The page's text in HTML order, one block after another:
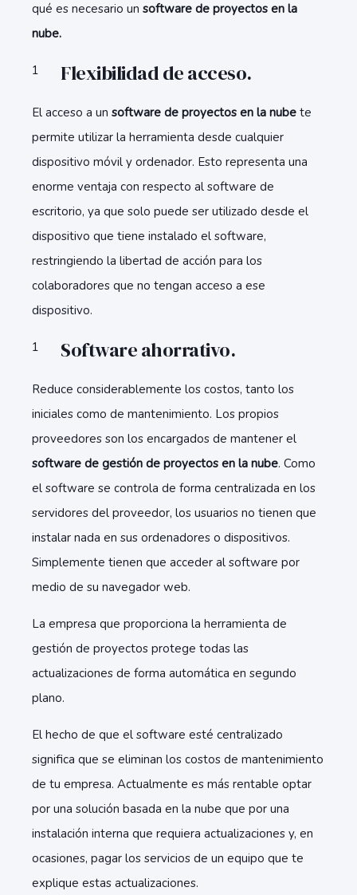
qué es necesario un software de proyectos en la
nube.
Flexibilidad de acceso.
El acceso a un software de proyectos en la nube te
permite utilizar la herramienta desde cualquier
dispositivo móvil y ordenador. Esto representa una
enorme ventaja con respecto al software de
escritorio, ya que solo puede ser utilizado desde el
dispositivo que tiene instalado el software,
restringiendo la libertad de acción para los
colaboradores que no tengan acceso a ese
dispositivo.
Software ahorrativo.
Reduce considerablemente los costos, tanto los
iniciales como de mantenimiento. Los propios
proveedores son los encargados de mantener el
software de gestión de proyectos en la nube. Como
el software se controla de forma centralizada en los
servidores del proveedor, los usuarios no tienen que
instalar nada en sus ordenadores o dispositivos.
Simplemente tienen que acceder al software por
medio de su navegador web.
La empresa que proporciona la herramienta de
gestión de proyectos protege todas las
actualizaciones de forma automática en segundo
plano.
El hecho de que el software esté centralizado
significa que se eliminan los costos de mantenimiento
de tu empresa. Actualmente es más rentable optar
por una solución basada en la nube que por una
instalación interna que requiera actualizaciones y, en
ocasiones, pagar los servicios de un equipo que te
explique estas actualizaciones.